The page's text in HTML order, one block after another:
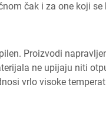
čak i za one koji
Proizvodi
ne upijaju niti
vrlo visoke